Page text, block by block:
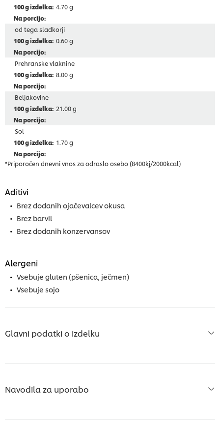
4.70 g
od tega sladkorji
0.60 g
Prehranske vlaknine
8.00 g
Beljakovine
21.00 g
Sol
1.70 g
*Priporočen dnevni vnos za odraslo osebo (8400kj/2000kcal)
Aditivi
Brez dodanih ojačevalcev okusa
Brez barvil
Brez dodanih konzervansov
Alergeni
Vsebuje gluten (pšenica, ječmen)
Vsebuje sojo
Glavni podatki o izdelku
Navodila za uporabo